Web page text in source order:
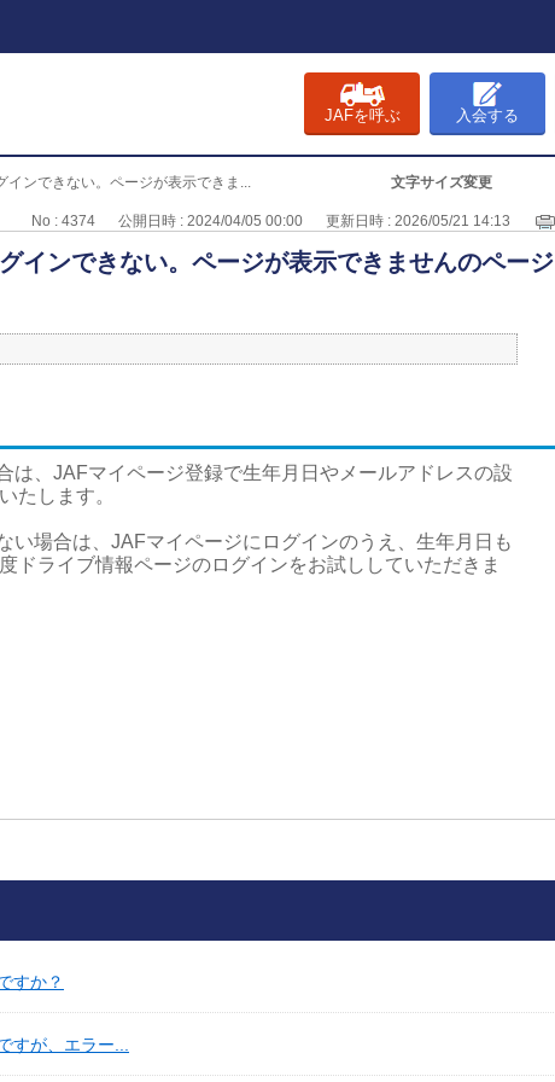
JAFを呼ぶ 入会する
文字サイズ変更
インできない。ページが表示できま...
No : 4374 公開日時 : 2024/04/05 00:00 更新日時 : 2026/05/21 14:13
インできない。ページが表示できませんのページ
は、JAFマイページ登録で生年月日やメールアドレスの設
たします。
場合は、JAFマイページにログインのうえ、生年月日も
ドライブ情報ページのログインをお試ししていただきま
すか？
すが、エラー...